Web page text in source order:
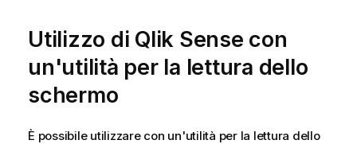
Utilizzo di Qlik Sense con
un'utilità per la lettura dello
schermo
È possibile utilizzare con un'utilità per la lettura dello